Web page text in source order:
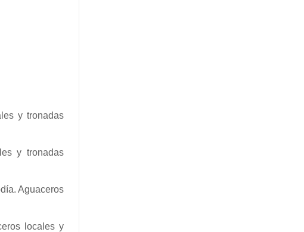
y tronadas
y tronadas
Aguaceros
locales y